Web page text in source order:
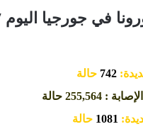
في جورجيا اليوم 27 يناير
742 حالة
حالة
1081 حالة